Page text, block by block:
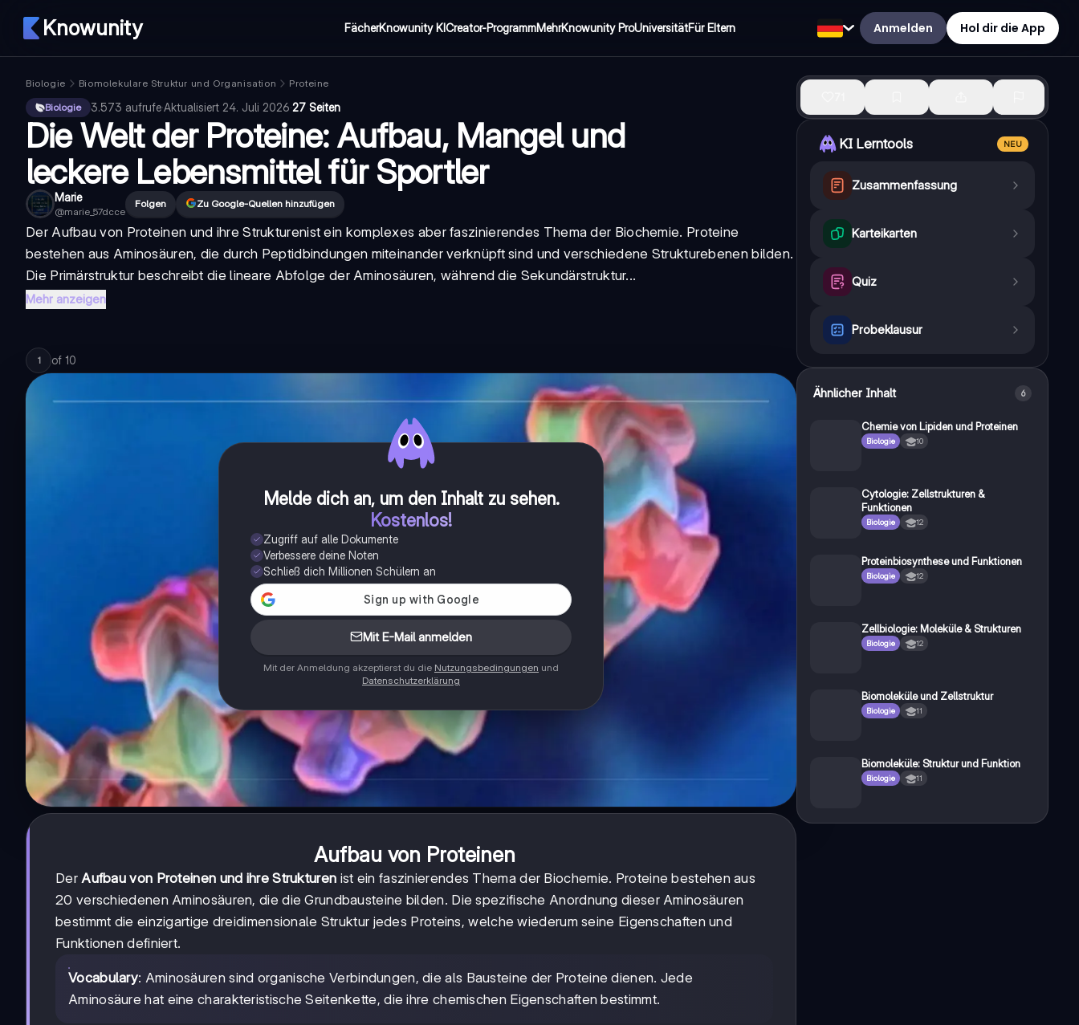
Knowunity FächerKnowunity KICreator-ProgrammMehrKnowunity ProUniversitätFür Eltern Anmelden Hol dir die App
Biologie Biomolekulare Struktur und Organisation
Proteine
Biologie
3.573 aufrufe·Aktualisiert 24. Juli 2026·27 Seiten
Die Welt der Proteine: Aufbau, Mangel und
leckere Lebensmittel für Sportler
Marie
@marie_57dcce
Folgen Zu Google-Quellen hinzufügen
DerAufbau von Proteinen und ihre Strukturenist ein komplexes aber faszinierendes Thema der Biochemie. Proteine
bestehen aus Aminosäuren, die durch Peptidbindungen miteinander verknüpft sind und verschiedene Strukturebenen bilden.
Die Primärstruktur beschreibt die lineare Abfolge der Aminosäuren, während die Sekundärstruktur...
Mehr anzeigen
1 of 10
Melde dich an, um den Inhalt zu sehen.
Kostenlos!
Zugriff auf alle Dokumente
Verbessere deine Noten
Schließ dich Millionen Schülern an
Mit E-Mail anmelden
Mit der Anmeldung akzeptierst du die Nutzungsbedingungen und
Datenschutzerklärung
Aufbau von Proteinen
DerAufbau von Proteinen und ihre Strukturen ist ein faszinierendes Thema der Biochemie. Proteine bestehen aus
20 verschiedenen Aminosäuren, die die Grundbausteine bilden. Die spezifische Anordnung dieser Aminosäuren
bestimmt die einzigartige dreidimensionale Struktur jedes Proteins, welche wiederum seine Eigenschaften und
Funktionen definiert.
Vocabulary: Aminosäuren sind organische Verbindungen, die als Bausteine der Proteine dienen. Jede
Aminosäure hat eine charakteristische Seitenkette, die ihre chemischen Eigenschaften bestimmt.
KI Lerntools NEU
Zusammenfassung
Karteikarten
Quiz
Probeklausur
Ähnlicher Inhalt 6
Chemie von Lipiden und Proteinen
Biologie 10
Cytologie: Zellstrukturen &
Funktionen
Biologie 12
Proteinbiosynthese und Funktionen
Biologie 12
Zellbiologie: Moleküle & Strukturen
Biologie 12
Biomoleküle und Zellstruktur
Biologie 11
Biomoleküle: Struktur und Funktion
Biologie 11